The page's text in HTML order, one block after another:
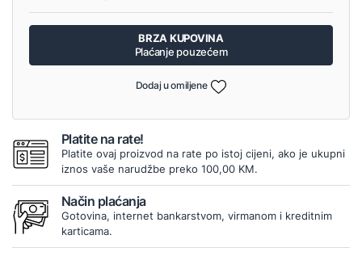
BRZA KUPOVINA
Plaćanje pouzećem
Dodaj u omiljene
Platite na rate!
Platite ovaj proizvod na rate po istoj cijeni, ako je ukupni
iznos vaše narudžbe preko 100,00 KM.
Način plaćanja
Gotovina, internet bankarstvom, virmanom i kreditnim
karticama.